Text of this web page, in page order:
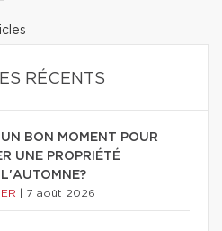
RÉCENTS
UN BON MOMENT POUR
UNE PROPRIÉTÉ
7 août 2026